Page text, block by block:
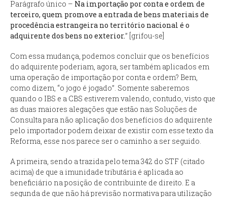
Parágrafo único – Na importação por conta e ordem de
terceiro, quem promove a entrada de bens materiais de
procedência estrangeira no território nacional é o
adquirente dos bens no exterior.” [grifou-se]
Com essa mudança, podemos concluir que os benefícios
do adquirente poderiam, agora, ser também aplicados em
uma operação de importação por conta e ordem? Bem,
como dizem, “o jogo é jogado”. Somente saberemos
quando o IBS e a CBS estiverem valendo, contudo, visto que
as duas maiores alegações que estão nas Soluções de
Consulta para não aplicação dos benefícios do adquirente
pelo importador podem deixar de existir com esse texto da
Reforma, esse nos parece ser o caminho a ser seguido.
A primeira, sendo a trazida pelo tema 342 do STF (citado
acima) de que a imunidade tributária é aplicada ao
beneficiário na posição de contribuinte de direito. E a
segunda de que não há previsão normativa para utilização